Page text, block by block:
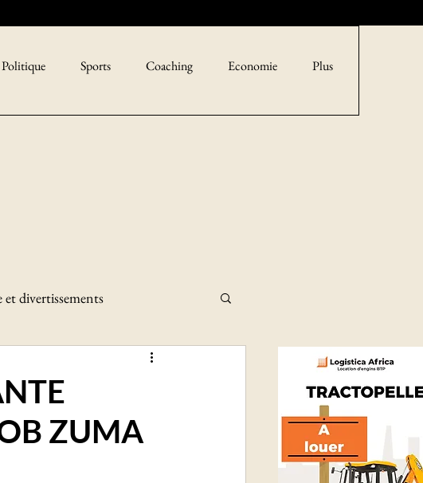
Politique Sports Coaching Economie Plus
divertissements
ZUMA